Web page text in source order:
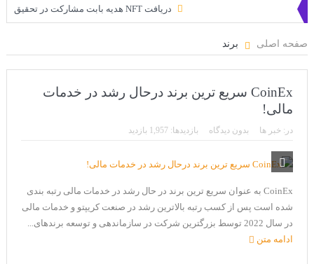
دریافت NFT هدیه بابت مشارکت در تحقیق
سه ایردراپ عالی برای این ماه
بیت کوین به امید ETF به 60،000 دلار رسید!
ورود 254 نهنگ جدید به بازار بیت کوین
ایردراپ رمزارز Morpher (MPH)
صفحه اصلی برند
CoinEx سریع ترین برند درحال رشد در خدمات
مالی!
در: خبر ها بدون دیدگاه بازدیدها: 1,957 بازدید
CoinEx به عنوان سریع ترین برند در حال رشد در خدمات مالی رتبه بندی
شده است پس از کسب رتبه بالاترین رشد در صنعت کریپتو و خدمات مالی
در سال 2022 توسط بزرگترین شرکت در سازماندهی و توسعه برندهای...
ادامه متن